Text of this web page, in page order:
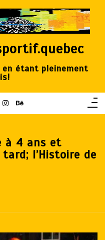
étant pleinement
à 4 ans et
l’Histoire de